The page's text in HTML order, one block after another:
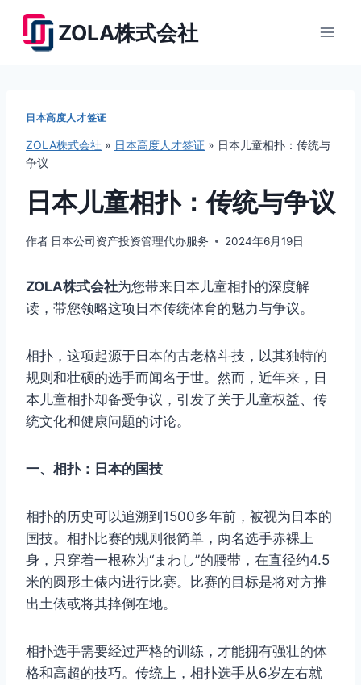
ZOLA株式会社
日本高度人才签证
ZOLA株式会社 » 日本高度人才签证 » 日本儿童相扑：传统与
争议
日本儿童相扑：传统与争议
作者 日本公司资产投资管理代办服务 2024年6月19日
ZOLA株式会社为您带来日本儿童相扑的深度解
读，带您领略这项日本传统体育的魅力与争议。
相扑，这项起源于日本的古老格斗技，以其独特的
规则和壮硕的选手而闻名于世。然而，近年来，日
本儿童相扑却备受争议，引发了关于儿童权益、传
统文化和健康问题的讨论。
一、相扑：日本的国技
相扑的历史可以追溯到1500多年前，被视为日本的
国技。相扑比赛的规则很简单，两名选手赤裸上
身，只穿着一根称为“まわし”的腰带，在直径约4.5
米的圆形土俵内进行比赛。比赛的目标是将对方推
出土俵或将其摔倒在地。
相扑选手需要经过严格的训练，才能拥有强壮的体
格和高超的技巧。传统上，相扑选手从6岁左右就